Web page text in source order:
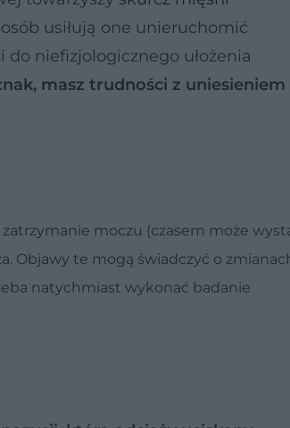
usiłują one unieruchomić
niefizjologicznego ułożenia
masz trudności z uniesieniem
moczu (czasem może
Objawy te mogą świadczyć o
natychmiast wykonać badanie